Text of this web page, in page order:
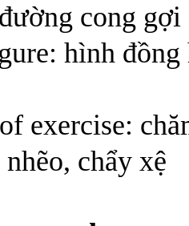
cong gợi
hình đồng
exercise:
chẩy xệ